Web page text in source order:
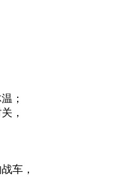
；
，
车，